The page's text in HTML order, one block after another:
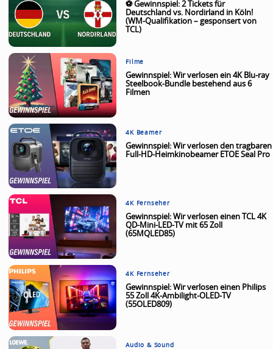
⚽ Gewinnspiel: 2 Tickets für
Deutschland vs. Nordirland in Köln!
(WM-Qualifikation – gesponsert von
TCL)
Filme
Gewinnspiel: Wir verlosen ein 4K Blu-ray
Steelbook-Bundle bestehend aus 6
Filmen
4K Beamer
Gewinnspiel: Wir verlosen den tragbaren
Full-HD-Heimkinobeamer ETOE Seal Pro
4K Fernseher
Gewinnspiel: Wir verlosen einen TCL 4K
QD-Mini-LED-TV mit 65 Zoll
(65MQLED85)
4K Fernseher
Gewinnspiel: Wir verlosen einen Philips
55 Zoll 4K-Ambilight-OLED-TV
(55OLED809)
Audio & Sound